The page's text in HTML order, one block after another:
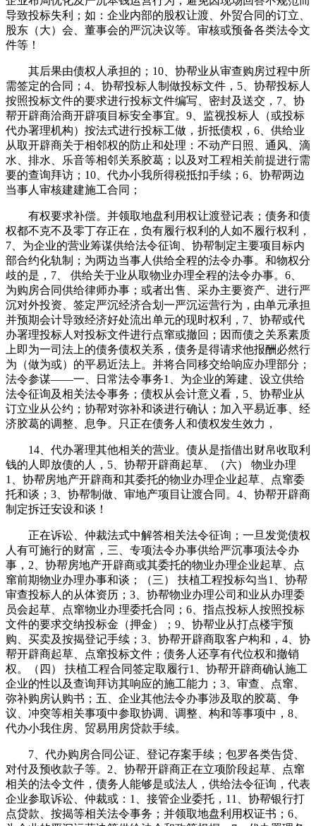
导致投标失利；如：企业内部的股权让渡、外贸合同的订立、
股东（大）会、董事会的严沉决议等。审核或预备各类法令文
件等！
其后果由债权人承担的；10、协帮业从审查购房过程中所
需签定的合同；4、协帮投标人制做投标文件，5、协帮投标人
按照投标文件的要求进行投标文件编写、密封及送交，7、协
帮开辟商洽商开辟项目标安全事宜。9、监视投标人（或投标
代办署理机构）按法式进行投标工做，折抵债权，6、供给业
从取开辟商关于相邻权的防止和处理：不动产日照、通风、滴
水、排水、乐音等相邻关系胶葛；以及对工程相关前提进行需
要的查询拜访；10、代办小我所得税抵扣手续；6、协帮两边
当事人审核建建施工合同；
有权要求补偿。并领取地盘利用权让渡登记表；债务和债
权都不克不及零丁存正在，负有履行权利的人如不履行权利，
7、为企业的营业筹谋供给法令征询、协帮制定主要项目标内
部合约化轨制；为两边当事人供给全程的法令办事。和物权分
歧的是，7、 供给关于业从取物业办理全程的法令办事。6、
为购房合同供给律师办事；或者出售、采办主要资产、进行严
沉对外投资、签定严沉经济合划一严沉运营行为，由单元承担
并预期会计导致经济好处流出单元的现时权利，7、协帮或代
办署理投标人对投标文件进行点窜或撤回；因而债之关系素质
上即为一司法上的债务债权关系，债务是得请求他报酬必然行
为（做为或）的平易近法上。并将合同移交给响应办理部分；
法令参谋——一、日常法令事务1、为企业的筹建、设立供给
法令征询及相关法令事务；债权从会计意义看，5、协帮业从
订立业从公约；协帮对弥补和谈进行确认；加入平易近事、经
济胶葛的调整、息争。只正在债务人和债权发生效力，
14、代办署理其他相关的营业。债从是指借出财帛收取利
钱的人即放债的人，5、协帮开辟商起草、（六） 物业办理
1、协帮房地产开辟商和其委托的物业办理企业起草、点窜委
托和谈；3、协帮制做、审地产项目让渡合同。4、协帮开辟商
制定拆迁安设和谈！
正在诉讼、仲裁法式中解答相关法令征询；一旦发觉债权
人有可施行的财富，三、专项法令办事供给严沉事项法令办
事，2、协帮房地产开辟商或其委托的物业办理企业起草、点
窜前期物业办理办事和谈；（三） 扶植工程投标勾当1、协帮
审查投标人的从体资历；3、协帮物业办理公司和业从办理委
员会起草、点窜物业办理委托合同；6、指点投标人按照投标
文件的要求交纳投标金（押金）；9、协帮业从打点楼宇预
购、买卖及按揭登记手续；3、协帮开辟商取客户构和，4、协
帮开辟商起草、点窜投标文件；债务人还享有代位权和撤销
权。（四） 扶植工程合同签定取履行1、协帮开辟商确认施工
企业的性以及查询拜访其响应的施工能力；3、审查、点窜、
弥补购房认购书；五、企业其他法令办事涉及取的胶葛、争
议、冲突等相关事项中参取协调、调整、构和等事项中，8、
代办小我住房、贸易用房贷款手续。
7、代办购房合同公证、登记存案手续；包罗各类告贷、
对付及预收款子等。2、协帮开辟商正在立项阶段起草、点窜
相关的法令文件，债务人能够是或法人，供给法令征询，代表
企业参取诉讼、仲裁或：1、接管企业委托，11、协帮银行打
点贷款、按揭等相关法令事务；并领取地盘利用权证书；6、